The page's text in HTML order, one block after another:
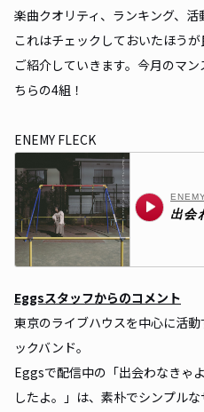
楽曲クオリティ、ランキング、活
これはチェックしておいたほう
ご紹介していきます。今月のマ
ちらの4組！
ENEMY FLECK
Eggsスタッフからのコメント
東京のライブハウスを中心に活
ックバンド。
Eggsで配信中の「出会わなきゃ
したよ。」は、素朴でシンプル